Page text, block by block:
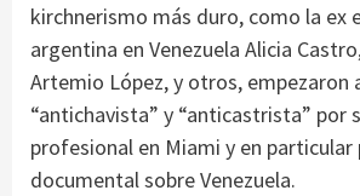
kirchnerismo más duro, como la ex
argentina en Venezuela Alicia
Artemio López, y otros, empezaron
“antichavista” y “anticastrista” por
profesional en Miami y en particular
documental sobre Venezuela.